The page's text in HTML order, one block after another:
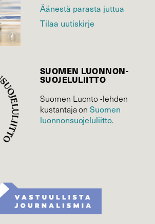
Äänestä parasta juttua
Tilaa uutiskirje
SUOMEN LUONNON­
SUOJELU­LIITTO
Suomen Luonto -lehden
kustantaja onSuomen
luonnonsuojelu­liitto.